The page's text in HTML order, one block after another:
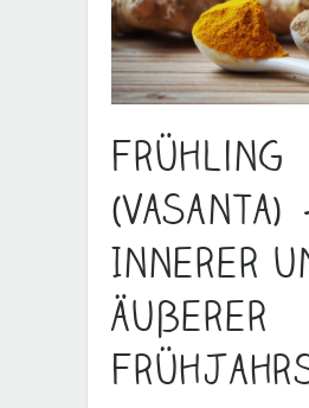
Frühling
(Vasanta)
Innerer
äußerer